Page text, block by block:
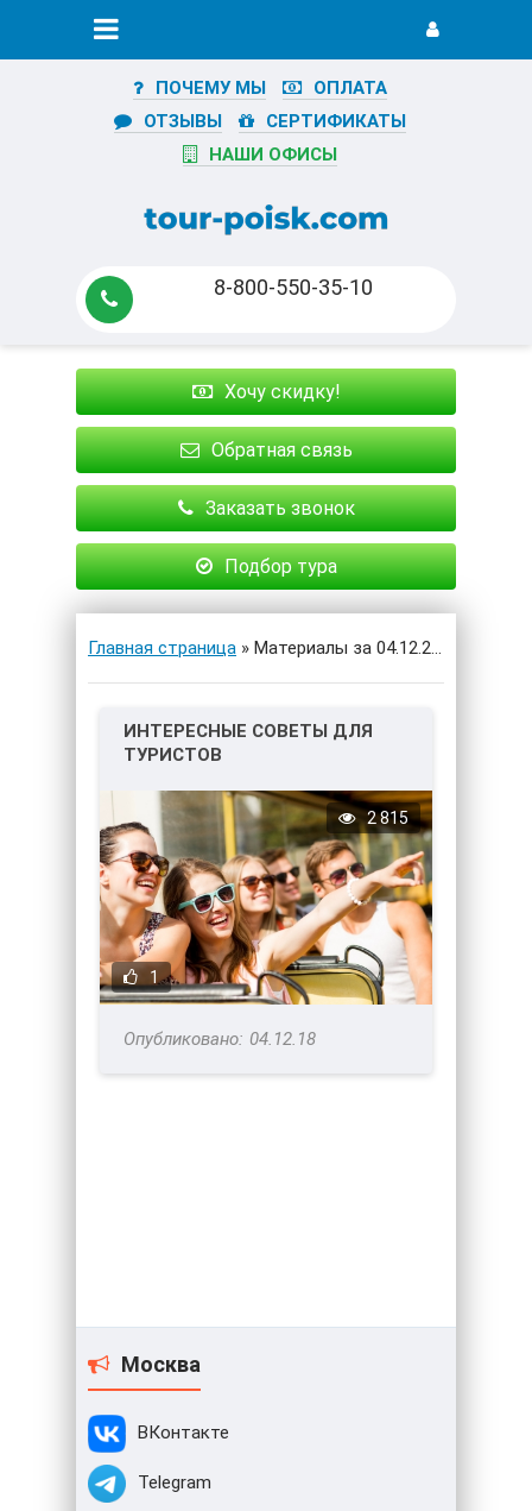
ПОЧЕМУ МЫ
ОПЛАТА
ОТЗЫВЫ
СЕРТИФИКАТЫ
НАШИ ОФИСЫ
8-800-550-35-10
Хочу скидку!
Обратная связь
Заказать звонок
Подбор тура
Главная страница » Материалы за 04.12.2018
ИНТЕРЕСНЫЕ СОВЕТЫ ДЛЯ
ТУРИСТОВ
1
2 815
04.12.18
Москва
ВКонтакте
Telegram